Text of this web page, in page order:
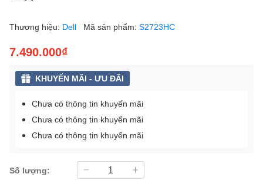
Thương hiệu: Dell Mã sản phẩm: S2723HC
7.490.000₫
KHUYẾN MÃI - ƯU ĐÃI
Chưa có thông tin khuyến mãi
Chưa có thông tin khuyến mãi
Chưa có thông tin khuyến mãi
Số lượng: